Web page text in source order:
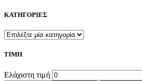
ΚΑΤΗΓΟΡΙΕΣ
ΤΙΜΗ
Ελάχιστη τιμή